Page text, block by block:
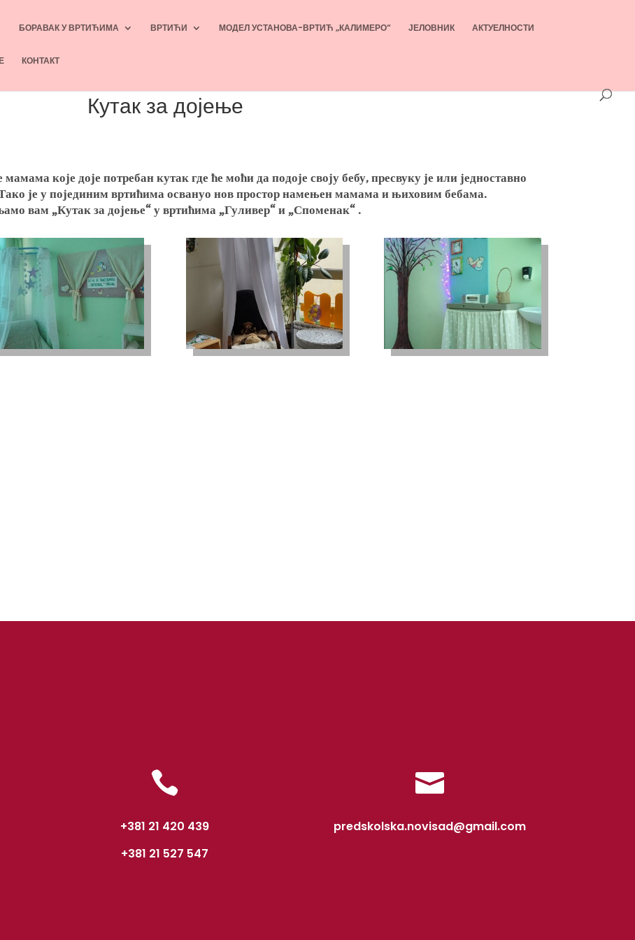
БОРАВАК У ВРТИЋИМА ВРТИЋИ МОДЕЛ УСТАНОВА-ВРТИЋ „КАЛИМЕРО“ ЈЕЛОВНИК АКТУЕЛНОСТИ
КОНТАКТ
Кутак за дојење
које доје потребан кутак где ће моћи да подоје своју бебу, пресвуку је или једноставно
је у појединим вртићима освануо нов простор намењен мамама и њиховим бебама.
вам „Кутак за дојење“ у вртићима „Гуливер“ и „Споменак“ .

+381 21 420 439
+381 21 527 547

predskolska.novisad@gmail.com